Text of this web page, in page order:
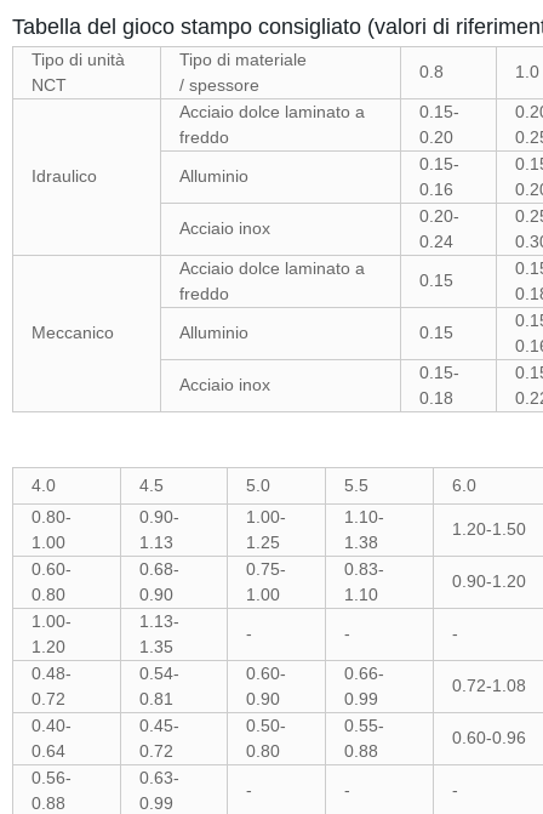
Tabella del gioco stampo consigliato (valori di
Tipo di unità
NCT
Tipo di materiale
/ spessore
0.8 1.0
Idraulico
Acciaio dolce laminato a
freddo
0.15-
0.20
Alluminio
0.15-
0.16
Acciaio inox
0.20-
0.24
Meccanico
Acciaio dolce laminato a
freddo
0.15
Alluminio
0.15
Acciaio inox
0.15-
0.18
4.0 4.5 5.0 5.5
6.0
0.80-
1.00
0.90-
1.13
1.00-
1.25
1.10-
1.38
1.20-1.50
0.60-
0.80
0.68-
0.90
0.75-
1.00
0.83-
1.10
0.90-1.20
1.00-
1.20
1.13-
1.35
- - -
0.48-
0.72
0.54-
0.81
0.60-
0.90
0.66-
0.99
0.72-1.08
0.40-
0.64
0.45-
0.72
0.50-
0.80
0.55-
0.88
0.60-0.96
0.56-
0.88
0.63-
0.99
- - -